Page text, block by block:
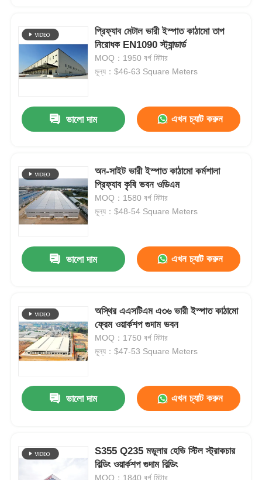
পণ্য
ভিডিও
আমাদের সম্পর্কে
মান নিয়ন্ত্রণ
আমাদের সাথে যোগাযোগ করুন
খবর
উদ্ধৃতির জন্য আবেদন
প্রিফ্যাব মেটাল ভারী ইস্পাত কাঠামো তাপ
নিরোধক EN1090 স্ট্যান্ডার্ড
MOQ：1950 বর্গ মিটার
মূল্য：$46-63 Square Meters
ভালো দাম এখন চ্যাট করুন
অন-সাইট ভারী ইস্পাত কাঠামো কর্মশালা
প্রিফ্যাব কৃষি ভবন ওডিএম
MOQ：1580 বর্গ মিটার
মূল্য：$48-54 Square Meters
ভালো দাম এখন চ্যাট করুন
অস্থির এএসটিএম এ৩৬ ভারী ইস্পাত কাঠামো
ফ্রেম ওয়ার্কশপ গুদাম ভবন
MOQ：1750 বর্গ মিটার
মূল্য：$47-53 Square Meters
ভালো দাম এখন চ্যাট করুন
S355 Q235 মডুলার হেভি স্টিল স্ট্রাকচার
বিল্ডিং ওয়ার্কশপ গুদাম বিল্ডিং
MOQ：1840 বর্গ মিটার